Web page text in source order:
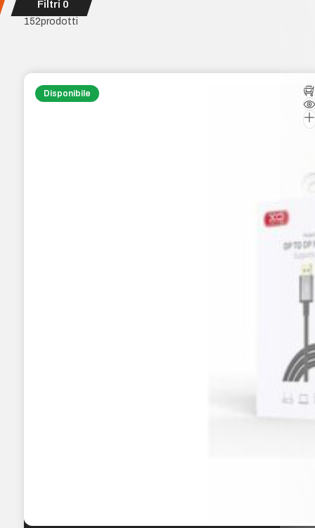
Filtri 0
152prodotti
Disponibile